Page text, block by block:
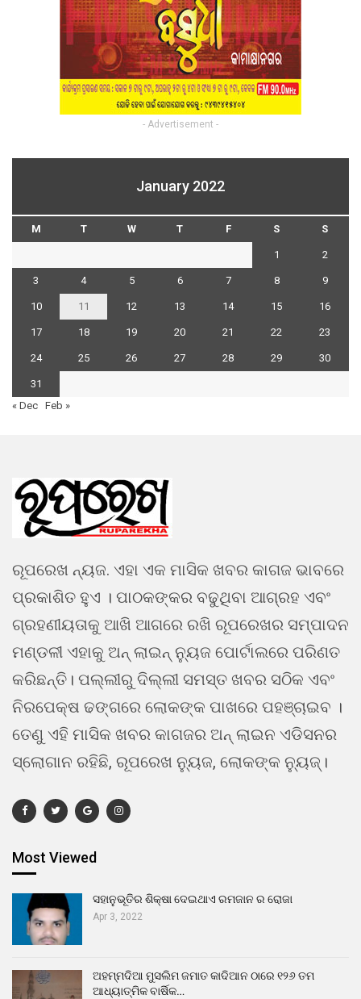
- Advertisement -
January 2022
M T W T F S S
1 2
3 4 5 6 7 8 9
10 11 12 13 14 15 16
17 18 19 20 21 22 23
24 25 26 27 28 29 30
31
« Dec Feb »
ରୂପରେଖ ନ୍ୟଜ. ଏହା ଏକ ମାସିକ ଖବର କାଗଜ ଭାବରେ
ପ୍ରକାଶିତ ହୁଏ । ପାଠକଙ୍କର ବଢୁଥିବା ଆଗ୍ରହ ଏବଂ
ଗ୍ରହଣୀୟତାକୁ ଆଖି ଆଗରେ ରଖି ରୂପରେଖର ସମ୍ପାଦନ
ମଣ୍ଡଳୀ ଏହାକୁ ଅନ୍ ଲାଇନ୍ ନ୍ୟୁଜ ପୋର୍ଟାଲରେ ପରିଣତ
କରିଛନ୍ତି। ପଲ୍ଲୀରୁ ଦିଲ୍ଲୀ ସମସ୍ତ ଖବର ସଠିକ ଏବଂ
ନିରପେକ୍ଷ ଢଙ୍ଗରେ ଲୋକଙ୍କ ପାଖରେ ପହଞ୍ଚାଇବ ।
ତେଣୁ ଏହି ମାସିକ ଖବର କାଗଜର ଅନ୍ ଲାଇନ ଏଡିସନର
ସ୍ଲୋଗାନ ରହିଛି, ରୂପରେଖ ନ୍ୟୁଜ, ଲୋକଙ୍କ ନ୍ୟୁଜ୍।
Most Viewed
ସହାନୁଭୂତିର ଶିକ୍ଷା ଦେଇଥାଏ ରମଜାନ ର ରୋଜା
Apr 3, 2022
ଅହମ୍ମଦିଆ ମୁସଲିମ ଜମାତ କାଦିଆନ ଠାରେ ୧୨୬ ତମ
ଆଧ୍ୟାତ୍ମିକ ବାର୍ଷିକ…